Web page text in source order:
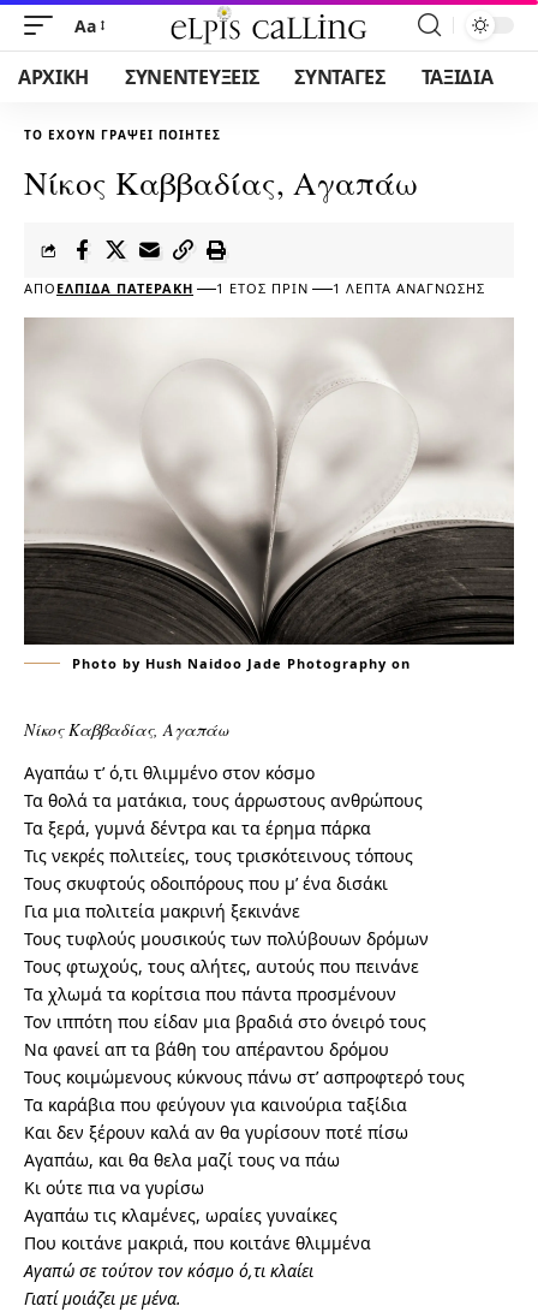
Aa
ΑΡΧΙΚΗ ΣΥΝΕΝΤΕΥΞΕΙΣ ΣΥΝΤΑΓΕΣ ΤΑΞΙΔΙΑ
ΤΟ ΈΧΟΥΝ ΓΡΆΨΕΙ ΠΟΙΗΤΈΣ
Νίκος Καββαδίας, Αγαπάω
ΑΠΌ ΕΛΠΊΔΑ ΠΑΤΕΡΆΚΗ 1 ΈΤΟΣ ΠΡΙΝ 1 ΛΕΠΤΆ ΑΝΆΓΝΩΣΗΣ
Photo by Hush Naidoo Jade Photography on
Νίκος Καββαδίας, Αγαπάω
Αγαπάω τ’ ό,τι θλιμμένο στον κόσμο
Τα θολά τα ματάκια, τους άρρωστους ανθρώπους
Τα ξερά, γυμνά δέντρα και τα έρημα πάρκα
Τις νεκρές πολιτείες, τους τρισκότεινους τόπους
Τους σκυφτούς οδοιπόρους που μ’ ένα δισάκι
Για μια πολιτεία μακρινή ξεκινάνε
Τους τυφλούς μουσικούς των πολύβουων δρόμων
Τους φτωχούς, τους αλήτες, αυτούς που πεινάνε
Τα χλωμά τα κορίτσια που πάντα προσμένουν
Τον ιππότη που είδαν μια βραδιά στο όνειρό τους
Να φανεί απ τα βάθη του απέραντου δρόμου
Τους κοιμώμενους κύκνους πάνω στ’ ασπροφτερό τους
Τα καράβια που φεύγουν για καινούρια ταξίδια
Και δεν ξέρουν καλά αν θα γυρίσουν ποτέ πίσω
Αγαπάω, και θα θελα μαζί τους να πάω
Κι ούτε πια να γυρίσω
Αγαπάω τις κλαμένες, ωραίες γυναίκες
Που κοιτάνε μακριά, που κοιτάνε θλιμμένα
Αγαπώ σε τούτον τον κόσμο ό,τι κλαίει
Γιατί μοιάζει με μένα.